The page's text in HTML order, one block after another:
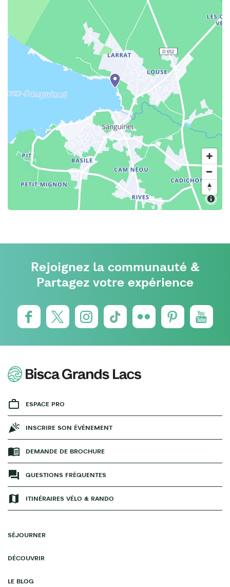
Rejoignez la communauté &
Partagez votre expérience
ESPACE PRO
INSCRIRE SON ÉVÉNEMENT
DEMANDE DE BROCHURE
QUESTIONS FRÉQUENTES
ITINÉRAIRES VÉLO & RANDO
SÉJOURNER
DÉCOUVRIR
LE BLOG